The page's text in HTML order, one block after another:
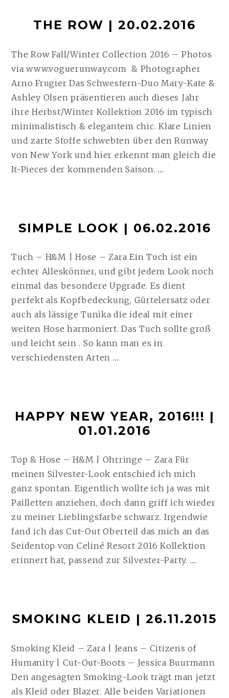
THE ROW | 20.02.2016
The Row Fall/Winter Collection 2016 – Photos
via www.voguerunway.com & Photographer
Arno Frugier Das Schwestern-Duo Mary-Kate &
Ashley Olsen präsentieren auch dieses Jahr
ihre Herbst/Winter Kollektion 2016 im typisch
minimalistisch & elegantem chic. Klare Linien
und zarte Stoffe schwebten über den Runway
von New York und hier erkennt man gleich die
It-Pieces der kommenden Saison.…
SIMPLE LOOK | 06.02.2016
Tuch – H&M | Hose – Zara Ein Tuch ist ein
echter Alleskönner, und gibt jedem Look noch
einmal das besondere Upgrade. Es dient
perfekt als Kopfbedeckung, Gürtelersatz oder
auch als lässige Tunika die ideal mit einer
weiten Hose harmoniert. Das Tuch sollte groß
und leicht sein . So kann man es in
verschiedensten Arten …
WEITERLESEN
HAPPY NEW YEAR, 2016!!! |
01.01.2016
Top & Hose – H&M | Ohrringe – Zara Für
meinen Silvester-Look entschied ich mich
ganz spontan. Eigentlich wollte ich ja was mit
Pailletten anziehen, doch dann griff ich wieder
zu meiner Lieblingsfarbe schwarz. Irgendwie
fand ich das Cut-Out Oberteil das mich an das
Seidentop von Celiné Resort 2016 Kollektion
erinnert hat, passend zur Silvester-Party. …
|
SMOKING KLEID | 26.11.2015
Smoking Kleid – Zara | Jeans – Citizens of
Humanity | Cut-Out-Boots – Jessica Buurmann
Den angesagten Smoking-Look trägt man jetzt
als Kleid oder Blazer. Alle beiden Variationen